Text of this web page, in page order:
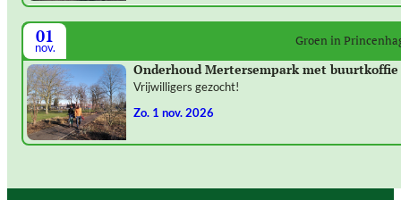
01
nov. Groen in
Onderhoud Mertersempark met buurtkoffie
Vrijwilligers gezocht!
zo. 1 nov. 2026